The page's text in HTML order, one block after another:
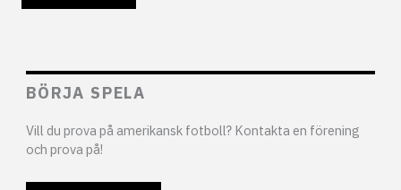
BÖRJA SPELA
Vill du prova på amerikansk fotboll? Kontakta en förening
och prova på!